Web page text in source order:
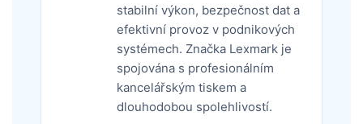
stabilní výkon, bezpečnost dat a
efektivní provoz v podnikových
systémech. Značka Lexmark je
spojována s profesionálním
kancelářským tiskem a
dlouhodobou spolehlivostí.